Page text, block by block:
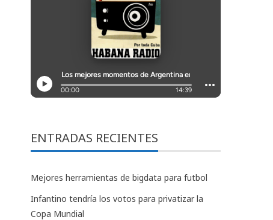
ENTRADAS RECIENTES
Mejores herramientas de bigdata para futbol
Infantino tendría los votos para privatizar la
Copa Mundial